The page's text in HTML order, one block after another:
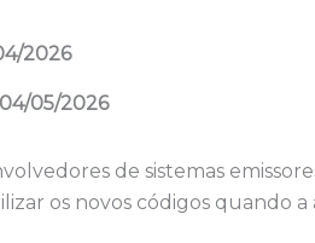
2026
04/05/2026
de sistemas
os novos códigos quando